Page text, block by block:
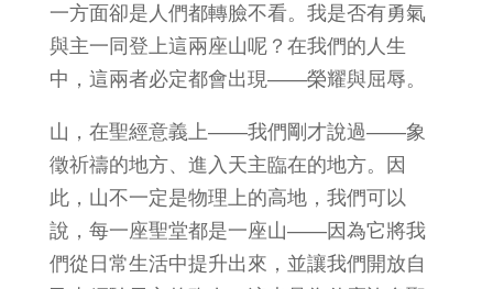
一方面卻是人們都轉臉不看。我是否有勇氣
與主一同登上這兩座山呢？在我們的人生
中，這兩者必定都會出現——榮耀與屈辱。
山，在聖經意義上——我們剛才說過——象
徵祈禱的地方、進入天主臨在的地方。因
此，山不一定是物理上的高地，我們可以
說，每一座聖堂都是一座山——因為它將我
們從日常生活中提升出來，並讓我們開放自